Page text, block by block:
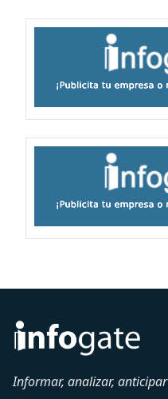
Informar, analizar, anticipar